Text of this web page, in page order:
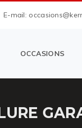
E-mail:
OCCASIONS